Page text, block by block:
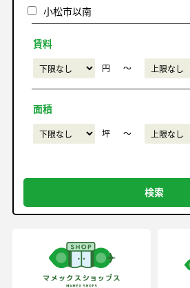
小松市以南
賃料
円 〜
面積
坪 〜